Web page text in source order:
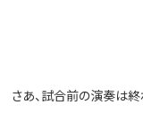
さあ、試合前の演奏は終